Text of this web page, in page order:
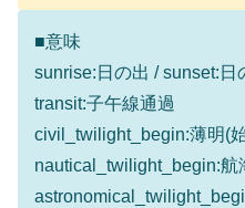
■意味
sunrise:日の出 / sunset:日
transit:子午線通過
civil_twilight_begin:薄明(
nautical_twilight_begin:航